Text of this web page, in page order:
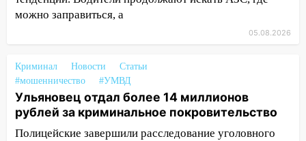
заработал уголовное дело
Прогноз погоды на 6 августа в
18:00
Мотофристайл, рок и силовой
экстрим: в Ульяновске пройдет
большой фестиваль «Наше время»
17:30
можно заправиться, а
05.08.2026
Криминал Новости
Статьи
#мошенничество
#УМВД
Ульяновец отдал более 14 миллионов
рублей за криминальное покровительство
Полицейские завершили расследование уголовного